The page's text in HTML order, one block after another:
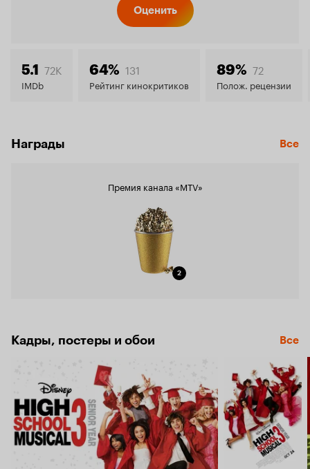
7.1
Оценить
5.1 72K
IMDb
64% 131
Рейтинг кинокритиков
89% 72
Полож. рецензии
Награды Все
Премия канала «MTV»
2
Кадры, постеры и обои Все